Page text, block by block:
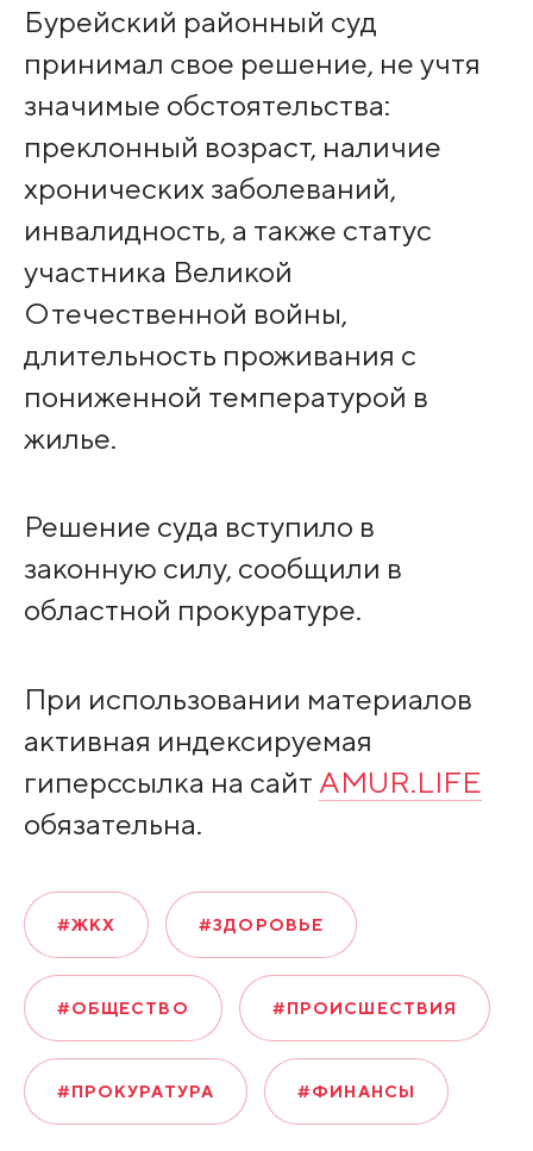
Бурейский районный суд
принимал свое решение, не учтя
значимые обстоятельства:
преклонный возраст, наличие
хронических заболеваний,
инвалидность, а также статус
участника Великой
Отечественной войны,
длительность проживания с
пониженной температурой в
жилье.
Решение суда вступило в
законную силу, сообщили в
областной прокуратуре.
При использовании материалов
активная индексируемая
гиперссылка на сайт AMUR.LIFE
обязательна.
#ЖКХ #ЗДОРОВЬЕ
#ОБЩЕСТВО #ПРОИСШЕСТВИЯ
#ПРОКУРАТУРА #ФИНАНСЫ